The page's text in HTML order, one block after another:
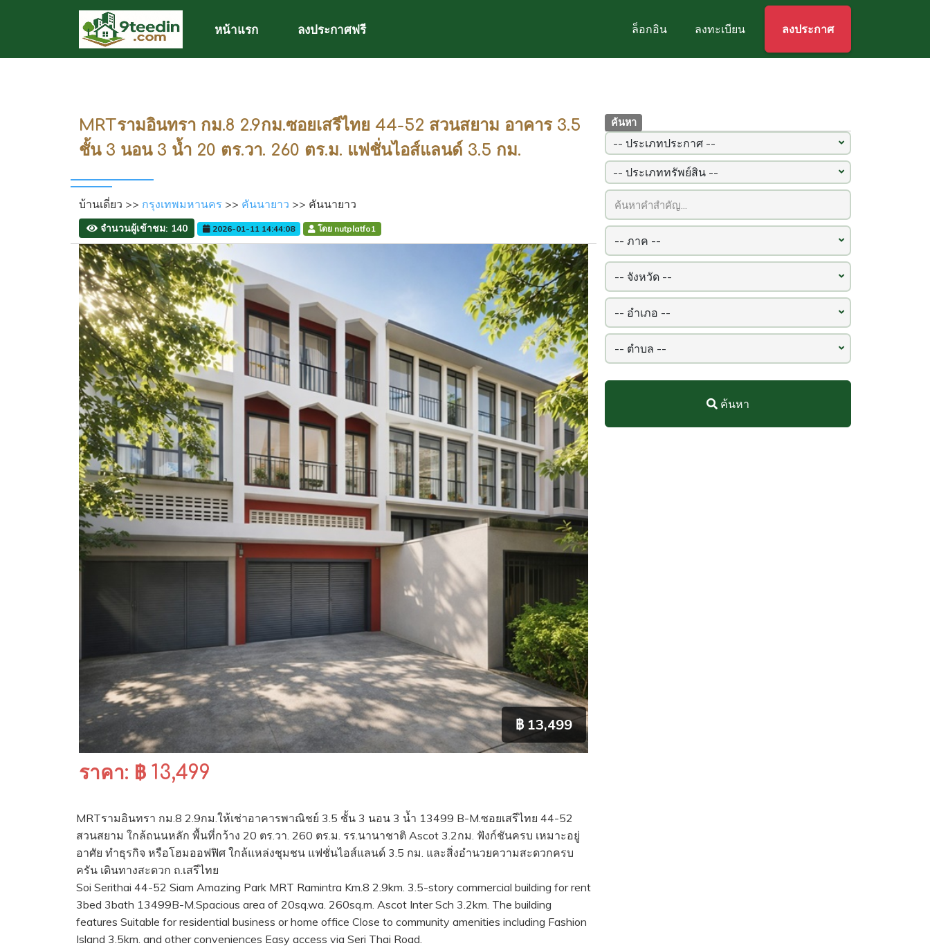
หน้าแรก ลงประกาศฟรี ล็อกอิน ลงทะเบียน ลงประกาศ
ค้นหา
ค้นหา
MRTรามอินทรา กม.8 2.9กม.ซอยเสรีไทย 44-52 สวนสยาม อาคาร 3.5
ชั้น 3 นอน 3 น้ำ 20 ตร.วา. 260 ตร.ม. แฟชั่นไอส์แลนด์ 3.5 กม.
บ้านเดี่ยว >> กรุงเทพมหานคร >> คันนายาว >> คันนายาว
จำนวนผู้เข้าชม: 140 2026-01-11 14:44:08 โดย nutplatfo1
฿ 13,499
ราคา: ฿ 13,499
MRTรามอินทรา กม.8 2.9กม.ให้เช่าอาคารพาณิชย์ 3.5 ชั้น 3 นอน 3 น้ำ 13499 B-M.ซอยเสรีไทย 44-52
สวนสยาม ใกล้ถนนหลัก พื้นที่กว้าง 20 ตร.วา. 260 ตร.ม. รร.นานาชาติ Ascot 3.2กม. ฟังก์ชันครบ เหมาะอยู่
อาศัย ทำธุรกิจ หรือโฮมออฟฟิศ ใกล้แหล่งชุมชน แฟชั่นไอส์แลนด์ 3.5 กม. และสิ่งอำนวยความสะดวกครบ
ครัน เดินทางสะดวก ถ.เสรีไทย
Soi Serithai 44-52 Siam Amazing Park MRT Ramintra Km.8 2.9km. 3.5-story commercial building for rent
3bed 3bath 13499B-M.Spacious area of 20sq.wa. 260sq.m. Ascot Inter Sch 3.2km. The building
features Suitable for residential business or home office Close to community amenities including Fashion
Island 3.5km. and other conveniences Easy access via Seri Thai Road.